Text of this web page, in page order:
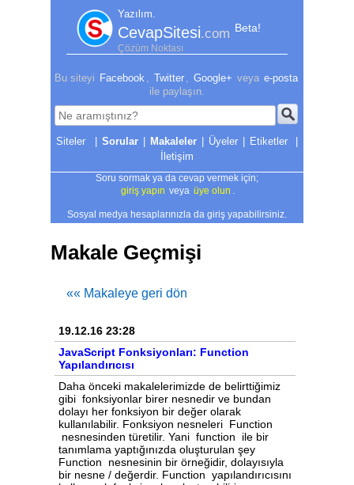
Yazılım.
CevapSitesi.com Beta!
Çözüm Noktası
Bu siteyi Facebook Twitter Google+ veya e-posta
ile paylaşın.
| Sorular | Makaleler | Üyeler | Etiketler
|
İletişim
Soru sormak ya da cevap vermek için;
giriş yapın veya üye olun
Sosyal medya hesaplarınızla da giriş yapabilirsiniz.
Makale Geçmişi
«« Makaleye geri dön
19.12.16 23:28
JavaScript Fonksiyonları: Function
Yapılandırıcısı
Daha önceki makalelerimizde de belirttiğimiz gibi fonksiyonlar birer nesnedir ve bundan dolayı her fonksiyon bir değer olarak kullanılabilir. Fonksiyon nesneleri Function nesnesinden türetilir. Yani function ile bir tanımlama yaptığınızda oluşturulan şey Function nesnesinin bir örneğidir, dolayısıyla bir nesne / değerdir. Function yapılandırıcısını kullanarak fonksiyonlar oluşturabiliriz. Kullanımı: new Function([[Parametre1,[Parametre2,[...]]],[Fonksiyon Gövdesi]]); Kullanımdan anlaşılacağı gibi ilk parametreler eğer varsa fonksiyon parametrelerinin adlarını tanımlıyor. Son kullanılan parametre ise fonksiyonun gövdesini string olarak bildirmek için kullanılıyor. Tabi parametreler yoksa doğrudan fonksiyon gövdesini tek parametre olarak yazabilirsiniz. Veya hiç parametre veya fonksiyon gövdesi kullanmadan da tanımlayabilirsiniz. Parametreli örnek: var toplama = new Function("sayi1", "sayi2", "return sayi1 + sayi2;"); console.log(toplama(3, 5)); Çıktısı: 8 Bu örnekte tanımlanan fonksiyon şununla aynıdır: function toplama(sayi1, sayi2) { return sayi1 + sayi2; } console.log(toplama(3, 5)); Parametresiz örnek: var mesajYaz = new Function("console.log('Merhaba.');"); mesajYaz(); Çıktısı: Merhaba. Bu örnekte tanımlanan fonksiyon şununla aynıdır: function mesajYaz() { console.log("Merhaba."); } mesajYaz() Function Nesnesinin Özellik ve Metotları Function nesnesi bazı yararlı özellik ve metotlara sahiptir. Bir fonksiyonu fonksiyon bildirimi veya fonksiyon ifadesi olarak tanımladığınızda da bu özellik ve metotları kullanabilirsiniz. Function.arguments Özelliği: (Bu özellik eskimiş bir özelliktir. Bunun yerine JavaScript Fonksiyonlari: arguments Nesnesi makalemizde açıklanan arguments değişkenini kullanın. Ancak yine de bir çok tarayıcıda çalışır.) Function.arguments özelliği, fonksiyona gelen parametreleri tutan dizi şeklinde bir değerdir. Örnek: function deneme(a, b) { console.log(deneme.arguments[0]); console.log(deneme.arguments[1]); console.log(deneme.arguments[2]); } deneme(1, 2); Çıktısı: 1 2 undefined Örnekte fonksiyona 3. parametre gönderilmediğinden arguments[2] , undefined olmuştur. Function.caller Özelliği: (Bu özellik standart değildir ve standarda eklenecek özellikler listesinde de yer almamaktadır.) caller özelliği fonksiyonu çağıran fonksiyonun referansını döndürür. Örnek: function deneme2() { console.log(deneme2.caller); } function deneme() { console.log(deneme.caller); deneme2(); } deneme(); Çıktısı: null deneme() Örnekte deneme fonksiyonu çağırılıyor, bu fonksiyon içinden de deneme2 fonksiyonu çağırılıyor. Her iki fonksiyon içinden de kendilerini çağıran fonksiyonları çıktıya yazmaları isteniyor. Çıktıda görüldüğü gibi deneme fonksiyonu herhangi bir fonksiyon içinden çağırılmadığı için caller , null döndürülüyor. Bazı tarayıcılarda deneme() şeklinde bir çıktı yerine yerine fonksiyonun tamamını da görebilirsiniz. Function.length Özelliği: Bu özellik, fonksiyona gelmesi beklenen / fonksiyon tanımında belirtilen özellik sayısını döndürür. Örnek: function deneme(a, b, c) { console.log(deneme.length); } deneme(1, 2); Çıktısı: 3 Örnekte görüldüğü gibi beklenen / bildirilen parametre sayısı veriliyor. Gönderilen parametre sayısı değil. Function.displayName Özelliği: (Bu özellik standart değildir ve standarda eklenecek özellikler listesinde de yer almamaktadır.) Bu özellik bir fonksiyona atandığında, konsol veya JavaScript durum izlemelerinde (profiler) fonksiyon bu isimle gösterilir. Örnek: function deneme() { console.log(deneme.displayName); } deneme() deneme.displayName = "Deneme Fonksiyonu"; deneme(); Çıktısı: undefined Deneme Fonksiyonu Function.name Özelliği: Referansı verilen fonksiyonun adını döndürür. Örnek: function deneme() { } // Bir fonksiyon bildirimi var f = function () { }; // Bir fonksiyon ifadesi (anonim, isimsiz) var testF = function test() { }; // İsimli bir fonksiyon ifadesi var nesne = { birFonksiyon: function () { } // Bir nesne içinde fonksiyon ifadesi. , baskaFonksiyon: function baska() { } // Bir nesne içinde isimli fonksiyon ifadesi. } console.log(deneme.name); console.log(f.name); console.log(testF.name); console.log(nesne.birFonksiyon.name); console.log(nesne.baskaFonksiyon.name); Çıktısı: deneme (an empty string) test (an empty string) baska Görüldüğü gibi bir nesne içinde veya dışında tanımlanmış fonksiyon ifadelerinde eğer isim tanımlanmışsa (örnekte test) isim döndürülüyor, aksi halde boş bir string döndürüyor. ((an empty string) ifadesi, Firefox hata ayıklayıcıda çıktının boş bir metin olduğunu bildiriyor.) Eğer Edge tarayıcısında aynı örneği denerseniz, çıktı: deneme test birFonksiyon baska şeklinde olacaktır (deneme metninden sonra bir boş satır var). Function.prototype.call Metodu: Bu yöntem, bir fonksiyonu çalıştırmak için kullanılır. Kullanımı: call(thisParametresi[,Parametre1[,Parametre2,[...]]]); Bu kullanımdaki thisParametresi ile belirtilen ilk parametre, bir nesnenin kapsamını çağırılan fonksiyona geçirmek için kullanılır. Sonraki parametreler, fonksiyona gönderilecek parametrelerdir. Örnek: function tamAdOlustur(adi, soyadi) { this.tamAdi = adi + " " + soyadi; } function Kisi(adi, soyadi) { this.adi = adi; this.soyadi = soyadi; tamAdOlustur.call(this, adi, soyadi); } var ogretmen = new Kisi("Ahmet", "Geçe"); console.log(ogretmen.tamAdi); Çıktısı: Ahmet Geçe Örnekte Kisi isimli yapılandırıcı fonksiyon içinden çağırılan tamAdOlustur fonksiyonu doğrudan değil call metodu ile çağırılmıştır. call yönteminde gönderilen ilk parametre olan this , oluşturulan örneğin kapsamını tamAdOlustur fonksiyona geçmektedir. Bundan dolayı tamAdOlustur fonksiyonunun içinde sanki Kisi fonksiyonunun içindeymiş gibi this kullanılabilmekte ve oluşturulan örneğin (nesnenin) tamAdi özelliğine bir değer atanmaktadır. Örnek 2: function Urun(adi, fiyati) { this.adi = adi; this.fiyati = fiyati; } function Giyecek(adi, fiyati) { Urun.call(this, adi, fiyati); this.kategori = "Giyecek"; } function Yiyecek(adi, fiyati) { Urun.call(this, adi, fiyati); this.kategori = "Yiyecek"; } var elma = new Yiyecek("Elma", 4); var pantolon = new Giyecek("Pantolon", 44); Bu örnekte Urun fonksiyonu, ortak özellikleri olan sınıflar için bu özelliklerle sınırlı olmak şartıyla bir ortak yapılandırıcı olarak kullanılıyor. Bir nesne içinde tanımlanan fonksiyonu da nesneAdi.fonksiyonAdi.call şeklinde çağırabilirsiniz. call metoduna gönderilen thisParametresi , eğer null veya undefined olursa global nesne ile (web sayfalarında window nesnesi) değiştirilir. Bu değer eğer temel tiplerden birisi olursa, örneğin bir sayı gönderirseniz, gönderilen değer nesneye dönüştürülür. Function.prototype.apply Metodu: Bu metot call ile aynı işi yapar. Kullanımı: apply(thisParametresi[,parametreDizisi]); Görüldüğü gibi call ile aralarındaki fark parametrelerin bir dizi olarak gönderilmesidir. Bu, Function.arguments özelliği ve JavaScript Fonksiyonlari: arguments Nesnesi makalemizde açıkladığımı arguments değişkeni ile beraber kullanıldığında kolaylık sağlar. Birinci call örneğini apply ile yapalım: function tamAdOlustur(adVeSoyadDizisi) { this.tamAdi = adVeSoyadDizisi[0] + " " + adVeSoyadDizisi[1]; } function Kisi(adi, soyadi) { this.adi = adi; this.soyadi = soyadi; tamAdOlustur.apply(this, [adi, soyadi]); } var ogretmen = new Kisi("Ahmet", "Geçe"); console.log(ogretmen.tamAdi); Çıktısı: Ahmet Geçe İsimsiz bir fonksiyonu call veya apply ile çağırmak isterseniz fonksiyonu parantez içine alın. Örnek: (function(a, b) { return a * b; }).call(this, 3, 5); Function.prototype.bind Metodu: bind metodu, çağırıldığında, fonksiyonun içinde kullanılacak this değeri belirtilen bir nesne veya fonksiyon kapsamı olan bir fonksiyon döndürür . Daha sonra bu dönen fonksiyonu kullanarak fonksiyonu istediğimiz nesnenin veya fonksiyonun kapsamında çalıştırabiliriz. Yeni fonksiyon içinde kullanılan this , bizim belirttiğimiz nesne veya fonksiyon kapsamına işaret eder. Kullanımı: bind(thisParametresi[,Parametre1[,Parametre2,[...]]]); Bu metodun kullanımı görüldüğü gibi call metodu ile aynı, apply metodu ile benzerdir ( apply 'de thisParametresi zorunlu değil). bind metodunun call ve apply 'den farkı bir fonksiyon döndürmesidir. call ve apply ise fonksiyonu çalıştırırlar. Örnek: var genislik = 10; var sekil = { genislik: 3, genislikYaz: function () { console.log(this.genislik) } } sekil.genislikYaz(); // 3 yazar var genislikYazFonksiyonu = sekil.genislikYaz; genislikYazFonksiyonu(); // 10 yazar genislikYazFonksiyonu = sekil.genislikYaz.bind(sekil); genislikYazFonksiyonu(); // 3 yazar Çıktısı: 3 10 3 Örnekte nesne dışında tanımlanan genislik değişkeni ( var genislik = 10 satırı) global nesne olan window nesnesinin bir özellik / değişken değeri olacaktır. Bir nesne veya yapılandırıcı bir fonksiyon içinde kullanılmayan this , window nesnesini işaret eder. Bu şekilde console.log(this.genislik) yazmak window nesnesine bağladığımız genislik değişkeninin değerini yazacaktır. sekil nesnesinin genislikYaz yöntemi çağırıldığında ( sekil.genislikYaz() şeklinde) console.log(this.genislik) ifadesi, sekil nesnesinin genislik değerini yani 3 değerini yazmaktadır. Ancak sekil.genislikYaz fonksiyonunu bir değişkene atayıp çalıştırdığımızda sadece fonksiyonu atamış olduğumuzdan, bu değişken aracılığıyla fonksiyon çalıştırıldığında (ilk genislikYazFonksiyonu() ifadesi) fonksiyon içindeki this , window nesnesine işaret edeceğinden 10 değerini yazmaktadır. İşte bu durumda nesne içindeki fonksiyonun referansını almak yerine, bind metoduyla thisParametresi olarak sekil nesnesini gönderip fonksiyonun bir kopyasını alarak çalıştırdığımızda fonksiyon içindeki this sekil nesnesine işaret etmekte ve 3 sonucunu almaktayız. bind metoduna thisParametresi haricinde gönderilen parametre değerleri, dönen fonksiyonda sabitlenir ve ata